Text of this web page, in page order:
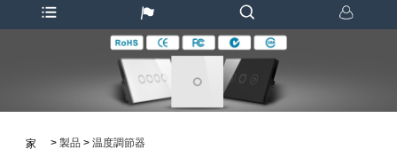
家 > 製品 > 温度調節器